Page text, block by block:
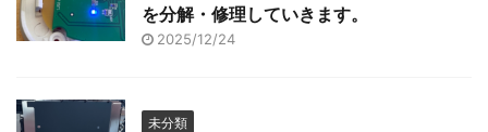
を分解・修理していきます。
2025/12/24
未分類